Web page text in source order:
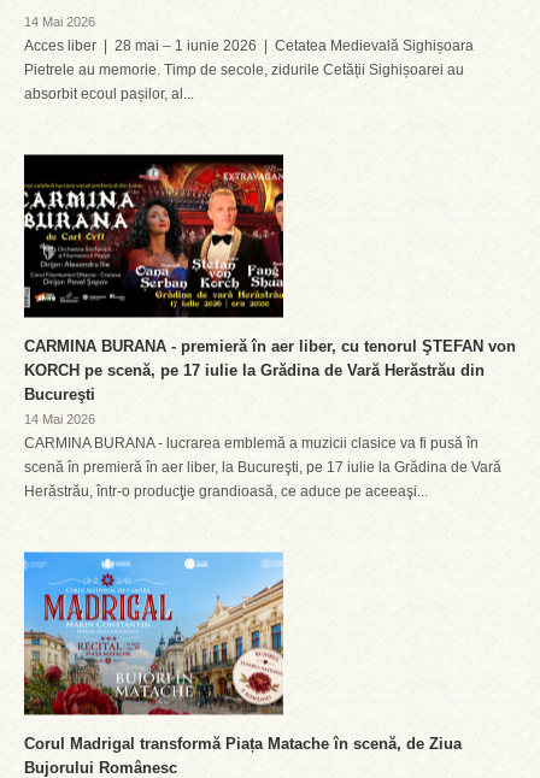
14 Mai 2026
Acces liber | 28 mai – 1 iunie 2026 | Cetatea Medievală Sighișoara
Pietrele au memorie. Timp de secole, zidurile Cetății Sighișoarei au
absorbit ecoul pașilor, al...
CARMINA BURANA - premieră în aer liber, cu tenorul ŞTEFAN von
KORCH pe scenă, pe 17 iulie la Grădina de Vară Herăstrău din
Bucureşti
14 Mai 2026
CARMINA BURANA - lucrarea emblemă a muzicii clasice va fi pusă în
scenă în premieră în aer liber, la Bucureşti, pe 17 iulie la Grădina de Vară
Herăstrău, într-o producţie grandioasă, ce aduce pe aceeaşi...
Corul Madrigal transformă Piața Matache în scenă, de Ziua
Bujorului Românesc